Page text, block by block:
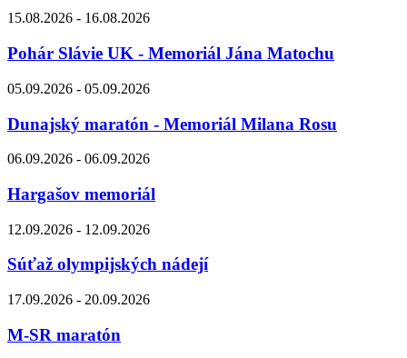
15.08.2026 - 16.08.2026
Pohár Slávie UK - Memoriál Jána Matochu
05.09.2026 - 05.09.2026
Dunajský maratón - Memoriál Milana Rosu
06.09.2026 - 06.09.2026
Hargašov memoriál
12.09.2026 - 12.09.2026
Súťaž olympijských nádejí
17.09.2026 - 20.09.2026
M-SR maratón